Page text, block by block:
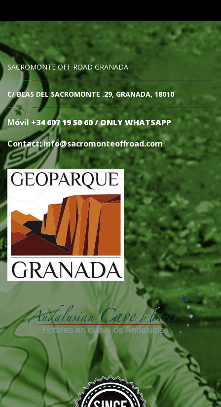
SACROMONTE OFF ROAD GRANADA
C/ BEAS DEL SACROMONTE .29, GRANADA, 18010
Móvil +34 607 19 50 60 / ONLY WHATSAPP
Contact: info@sacromonteoffroad.com